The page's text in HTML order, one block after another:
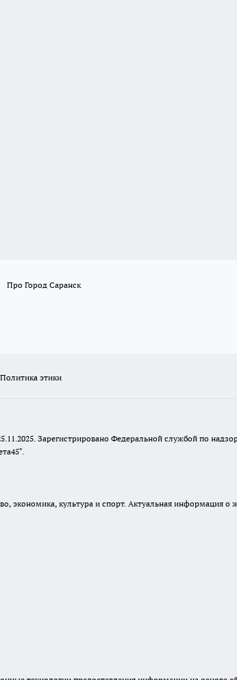
Про Город Саранск
Политика этики
Зарегистрировано Федеральной службой по
экономика, культура и спорт. Актуальная информация о